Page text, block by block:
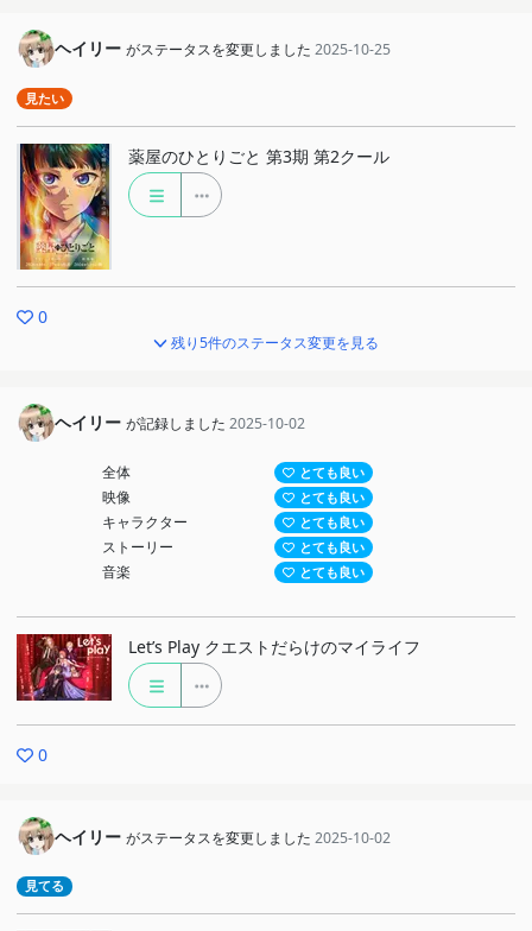
ヘイリー がステータスを変更しました 2025-10-25
見たい
薬屋のひとりごと 第3期 第2クール
0
残り5件のステータス変更を見る
ヘイリー が記録しました 2025-10-02
全体 とても良い
映像 とても良い
キャラクター とても良い
ストーリー とても良い
音楽 とても良い
Let’s Play クエストだらけのマイライフ
0
ヘイリー がステータスを変更しました 2025-10-02
見てる